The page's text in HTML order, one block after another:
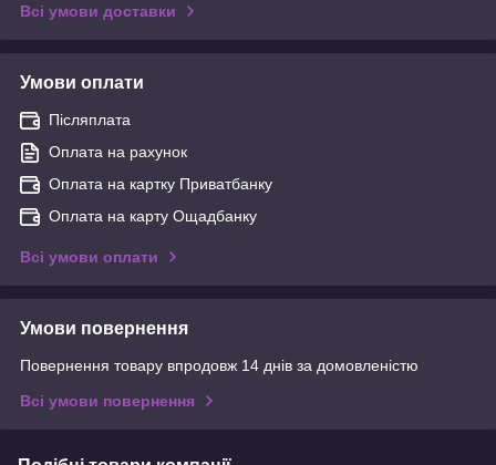
Всі умови доставки
Умови оплати
Післяплата
Оплата на рахунок
Оплата на картку Приватбанку
Оплата на карту Ощадбанку
Всі умови оплати
Умови повернення
Повернення товару впродовж 14 днів за домовленістю
Всі умови повернення